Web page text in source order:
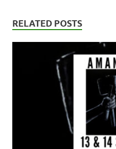
RELATED POSTS